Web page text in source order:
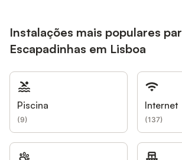
Instalações mais populares
Escapadinhas em Lisboa
Piscina
(9)
Internet
(137)